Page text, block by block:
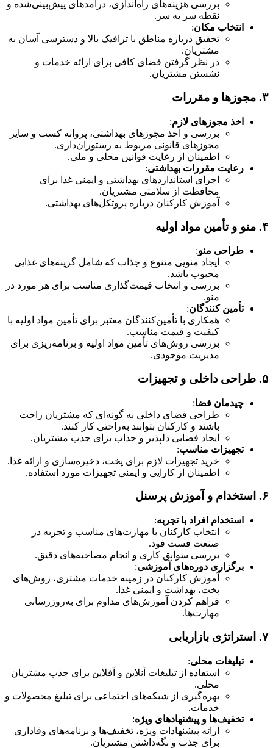
بررسی هزینه‌های راه‌اندازی، درآمدهای پیش‌بینی‌شده و
نقطه سر به سر.
انتخاب مکان:
تحقیق درباره مناطق با ترافیک بالا و دسترسی آسان به
مشتریان.
در نظر گرفتن فضای کافی برای ارائه خدمات و
نشستن مشتریان.
۳. مجوزها و مقررات
اخذ مجوزهای لازم:
بررسی و اخذ مجوزهای بهداشتی، پروانه کسب و سایر
مجوزهای قانونی مربوط به رستوران‌داری.
اطمینان از رعایت قوانین محلی و ملی.
رعایت مقررات بهداشتی:
اجرای استانداردهای بهداشتی و ایمنی غذا برای
محافظت از سلامتی مشتریان.
آموزش کارکنان درباره پروتکل‌های بهداشتی.
۴. منو و تأمین مواد اولیه
طراحی منو:
ایجاد منویی متنوع و جذاب که شامل گزینه‌های غذایی
محبوب باشد.
بررسی و انتخاب قیمت‌گذاری مناسب برای هر مورد در
منو.
تأمین کنندگان:
همکاری با تأمین‌کنندگان معتبر برای تأمین مواد اولیه با
کیفیت و قیمت مناسب.
بررسی روش‌های تأمین مواد اولیه و برنامه‌ریزی برای
مدیریت موجودی.
۵. طراحی داخلی و تجهیزات
چیدمان فضا:
طراحی فضای داخلی به گونه‌ای که مشتریان راحت
باشند و کارکنان بتوانند به‌راحتی کار کنند.
ایجاد فضایی دلپذیر و جذاب برای جذب مشتریان.
تجهیزات مناسب:
خرید تجهیزات لازم برای پخت، ذخیره‌سازی و ارائه غذا.
اطمینان از کارایی و ایمنی تجهیزات مورد استفاده.
۶. استخدام و آموزش پرسنل
استخدام افراد با تجربه:
انتخاب کارکنان با مهارت‌های مناسب و تجربه در
صنعت فست فود.
بررسی سوابق کاری و انجام مصاحبه‌های دقیق.
برگزاری دوره‌های آموزشی:
آموزش کارکنان در زمینه خدمات مشتری، روش‌های
پخت، بهداشت و ایمنی غذا.
فراهم کردن آموزش‌های مداوم برای به‌روزرسانی
مهارت‌ها.
۷. استراتژی بازاریابی
تبلیغات محلی:
استفاده از تبلیغات آنلاین و آفلاین برای جذب مشتریان
محلی.
بهره‌گیری از شبکه‌های اجتماعی برای تبلیغ محصولات و
خدمات.
تخفیف‌ها و پیشنهادهای ویژه:
ارائه پیشنهادات ویژه، تخفیف‌ها و برنامه‌های وفاداری
برای جذب و نگه‌داشتن مشتریان.